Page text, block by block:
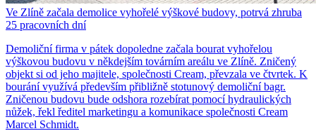
Ve Zlíně začala demolice vyhořelé výškové budovy, potrvá zhruba
25 pracovních dní
Demoliční firma v pátek dopoledne začala bourat vyhořelou
výškovou budovu v někdejším továrním areálu ve Zlíně. Zničený
objekt si od jeho majitele, společnosti Cream, převzala ve čtvrtek. K
bourání využívá především přibližně stotunový demoliční bagr.
Zničenou budovu bude odshora rozebírat pomocí hydraulických
nůžek, řekl ředitel marketingu a komunikace společnosti Cream
Marcel Schmidt.